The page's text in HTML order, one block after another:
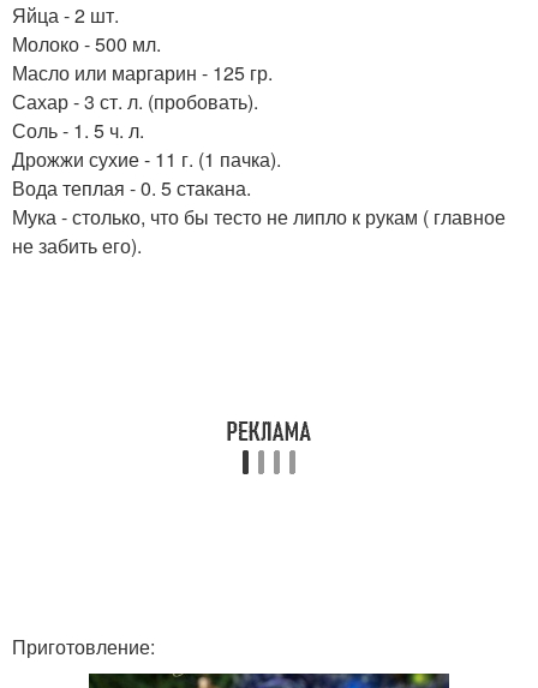
Яйца - 2 шт.
Молоко - 500 мл.
Масло или маргарин - 125 гр.
Сахар - 3 ст. л. (пробовать).
Соль - 1. 5 ч. л.
Дрожжи сухие - 11 г. (1 пачка).
Вода теплая - 0. 5 стакана.
Мука - столько, что бы тесто не липло к рукам ( главное
не забить его).
Приготовление: